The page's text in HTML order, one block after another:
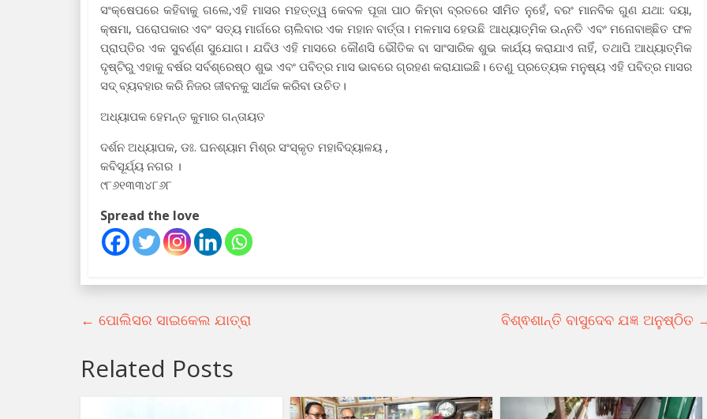
ସଂକ୍ଷେପରେ କହିବାକୁ ଗଲେ,ଏହି ମାସର ମହତ୍ତ୍ୱ କେବଳ ପୂଜା ପାଠ କିମ୍ବା ବ୍ରତରେ ସୀମିତ ନୁହେଁ, ବରଂ ମାନବିକ ଗୁଣ ଯଥା: ଦୟା,
କ୍ଷମା, ପରୋପକାର ଏବଂ ସତ୍ୟ ମାର୍ଗରେ ଚାଲିବାର ଏକ ମହାନ ବାର୍ତ୍ତା। ମଳମାସ ହେଉଛି ଆଧ୍ୟାତ୍ମିକ ଉନ୍ନତି ଏବଂ ମନୋବାଞ୍ଛିତ ଫଳ
ପ୍ରାପ୍ତିର ଏକ ସୁବର୍ଣ୍ଣ ସୁଯୋଗ। ଯଦିଓ ଏହି ମାସରେ କୌଣସି ଭୌତିକ ବା ସାଂସାରିକ ଶୁଭ କାର୍ଯ୍ୟ କରାଯାଏ ନାହିଁ, ତଥାପି ଆଧ୍ୟାତ୍ମିକ
ଦୃଷ୍ଟିରୁ ଏହାକୁ ବର୍ଷର ସର୍ବଶ୍ରେଷ୍ଠ ଶୁଭ ଏବଂ ପବିତ୍ର ମାସ ଭାବରେ ଗ୍ରହଣ କରାଯାଇଛି। ତେଣୁ ପ୍ରତ୍ୟେକ ମନୁଷ୍ୟ ଏହି ପବିତ୍ର ମାସର
ସଦ୍‌ ବ୍ୟବହାର କରି ନିଜର ଜୀବନକୁ ସାର୍ଥକ କରିବା ଉଚିତ।
ଅଧ୍ୟାପକ ହେମନ୍ତ କୁମାର ଗନ୍ତାୟତ
ଦର୍ଶନ ଅଧ୍ୟାପକ, ଡଃ. ଘନଶ୍ୟାମ ମିଶ୍ର ସଂସ୍କୃତ ମହାବିଦ୍ୟାଳୟ ,
କବିସୂର୍ଯ୍ୟ ନଗର ।
୯୮୬୧୩୩୪୮୬୮
Spread the love
← ପୋଲିସର ସାଇକେଲ ଯାତ୍ରା ବିଶ୍ଵଶାନ୍ତି ବାସୁଦେବ ଯଜ୍ଞ ଅନୁଷ୍ଠିତ
Related Posts